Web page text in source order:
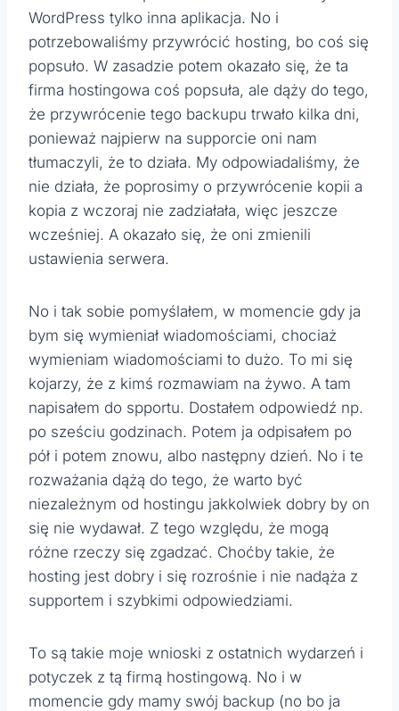
WordPress tylko inna aplikacja. No i
potrzebowaliśmy przywrócić hosting, bo coś się
popsuło. W zasadzie potem okazało się, że ta
firma hostingowa coś popsuła, ale dąży do tego,
że przywrócenie tego backupu trwało kilka dni,
ponieważ najpierw na supporcie oni nam
tłumaczyli, że to działa. My odpowiadaliśmy, że
nie działa, że poprosimy o przywrócenie kopii a
kopia z wczoraj nie zadziałała, więc jeszcze
wcześniej. A okazało się, że oni zmienili
ustawienia serwera.
No i tak sobie pomyślałem, w momencie gdy ja
bym się wymieniał wiadomościami, chociaż
wymieniam wiadomościami to dużo. To mi się
kojarzy, że z kimś rozmawiam na żywo. A tam
napisałem do spportu. Dostałem odpowiedź np.
po sześciu godzinach. Potem ja odpisałem po
pół i potem znowu, albo następny dzień. No i te
rozważania dążą do tego, że warto być
niezależnym od hostingu jakkolwiek dobry by on
się nie wydawał. Z tego względu, że mogą
różne rzeczy się zgadzać. Choćby takie, że
hosting jest dobry i się rozrośnie i nie nadąża z
supportem i szybkimi odpowiedziami.
To są takie moje wnioski z ostatnich wydarzeń i
potyczek z tą firmą hostingową. No i w
momencie gdy mamy swój backup (no bo ja